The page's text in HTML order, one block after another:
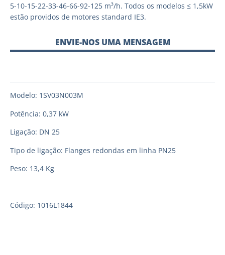
5-10-15-22-33-46-66-92-125 m³/h. Todos os modelos ≤ 1,5kW
estão providos de motores standard IE3.
ENVIE-NOS UMA MENSAGEM
Modelo: 1SV03N003M
Potência: 0,37 kW
Ligação: DN 25
Tipo de ligação: Flanges redondas em linha PN25
Peso: 13,4 Kg
Código: 1016L1844